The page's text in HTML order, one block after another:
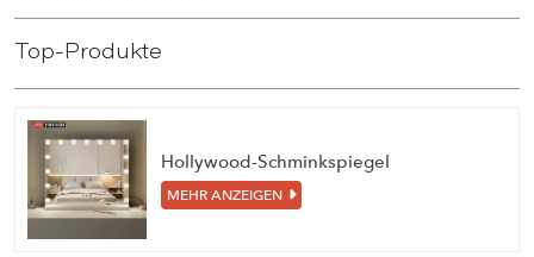
Top-Produkte
Hollywood-Schminkspiegel
MEHR ANZEIGEN